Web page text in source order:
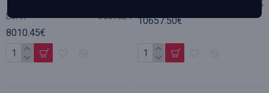
LUNT 0551324
8010.45€
0551415
10657.50€